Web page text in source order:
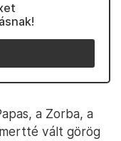
a Zorba, a
vált görög